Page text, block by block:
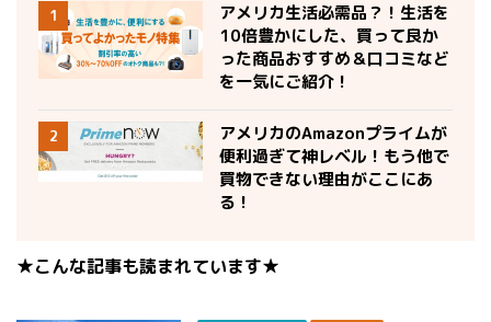
1
アメリカ生活必需品？！生活を
10倍豊かにした、買って良か
った商品おすすめ＆口コミなど
を一気にご紹介！
2
アメリカのAmazonプライムが
便利過ぎて神レベル！もう他で
買物できない理由がここにあ
る！
★こんな記事も読まれています★